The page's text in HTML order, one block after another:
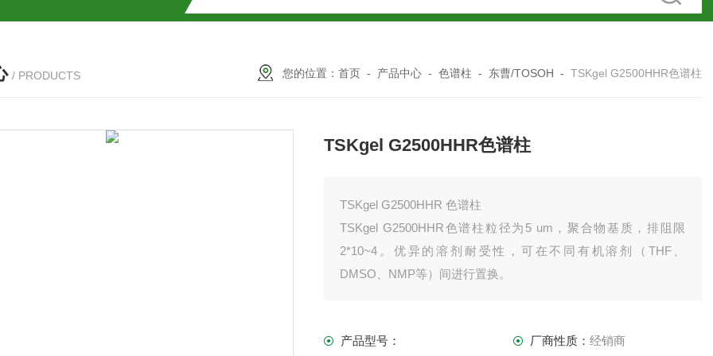
1.8PBr色谱柱
/ PRODUCTS 您的位置： 首页 - 产品中心 - 色谱柱 - 东曹/TOSOH - TSKgel G2500HHR色谱柱
TSKgel G2500HHR色谱柱
TSKgel G2500HHR 色谱柱
TSKgel G2500HHR色谱柱粒径为5 um，聚合物基质，排阻限
2*10~4。优异的溶剂耐受性，可在不同有机溶剂（THF、
DMSO、NMP等）间进行置换。
产品型号： 厂商性质： 经销商